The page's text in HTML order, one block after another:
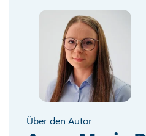
Über den Autor